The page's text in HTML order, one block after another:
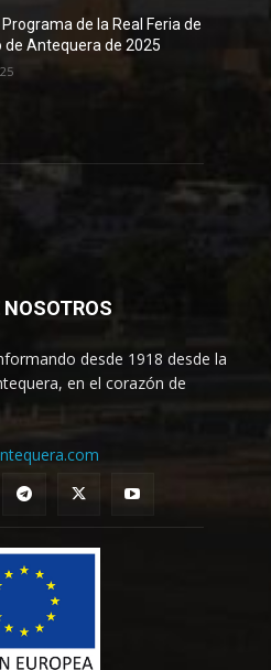
de la Real Feria de
de Antequera de 2025
NOSOTROS
desde 1918 desde la
en el corazón de